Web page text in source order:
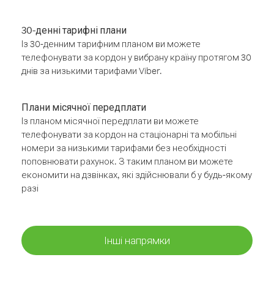
30-денні тарифні плани
Із 30-денним тарифним планом ви можете
телефонувати за кордон у вибрану країну протягом 30
днів за низькими тарифами Viber.
Плани місячної передплати
Із планом місячної передплати ви можете
телефонувати за кордон на стаціонарні та мобільні
номери за низькими тарифами без необхідності
поповнювати рахунок. З таким планом ви можете
економити на дзвінках, які здійснювали б у будь-якому
разі
Інші напрямки